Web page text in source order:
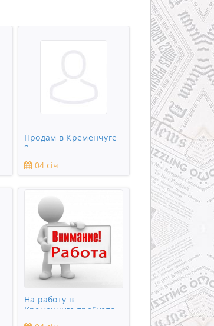
Продам в Кременчуге
3-комн. квартиру
04 січ.
На работу в
Кременчуге требуется
охранник